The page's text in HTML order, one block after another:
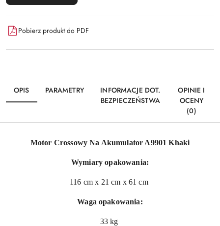
Pobierz produkt do PDF
OPIS PARAMETRY
INFORMACJE DOT.
BEZPIECZEŃSTWA
OPINIE I
OCENY
(0)
Motor Crossowy Na Akumulator A9901 Khaki
Wymiary opakowania:
116 cm x 21 cm x 61 cm
Waga opakowania:
33 kg